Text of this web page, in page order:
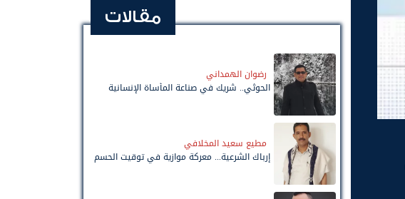
مقالات
رضوان الهمداني
الحوثي.. شريك في صناعة المأساة الإنسانية
مطيع سعيد المخلافي
إرباك الشرعية... معركة موازية في توقيت الحسم